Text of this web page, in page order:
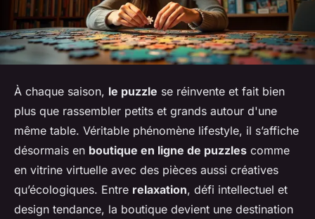
À chaque saison, le puzzle se réinvente et fait bien
plus que rassembler petits et grands autour d'une
même table. Véritable phénomène lifestyle, il s’affiche
désormais en boutique en ligne de puzzles comme
en vitrine virtuelle avec des pièces aussi créatives
qu’écologiques. Entre relaxation, défi intellectuel et
design tendance, la boutique devient une destination